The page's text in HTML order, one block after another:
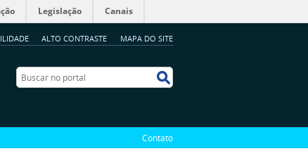
ALTO CONTRASTE MAPA DO SITE
Legislação Canais
Buscar no portal
Contato